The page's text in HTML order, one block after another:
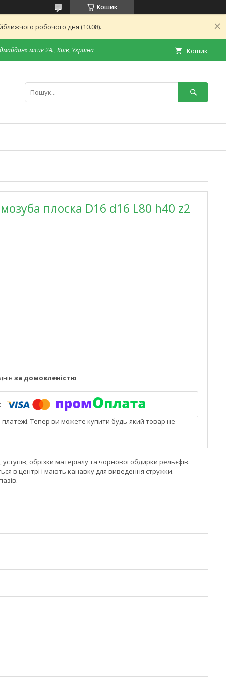
Кошик
робочого дня (10.08).
місце 2А., Київ, Україна Кошик
плоска D16 d16 L80 h40 z2
за домовленістю
платежі. Тепер ви можете купити будь-який товар не
обрізки матеріалу та чорнової обдирки рельєфів.
в центрі і мають канавку для виведення стружки.